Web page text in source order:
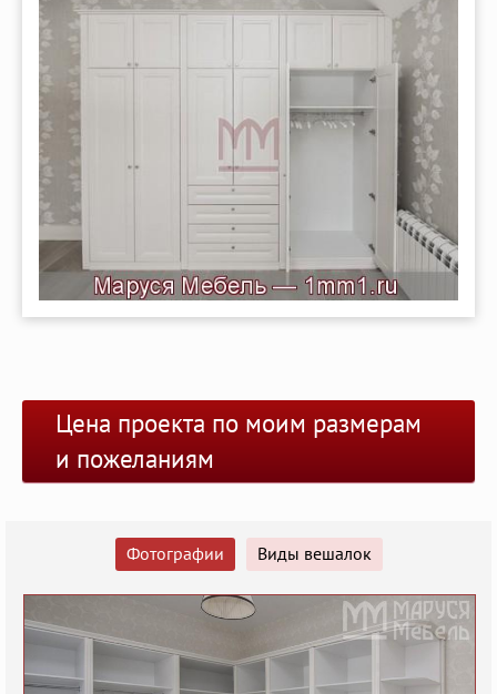
Цена проекта по моим размерам
и пожеланиям
Фотографии Виды вешалок